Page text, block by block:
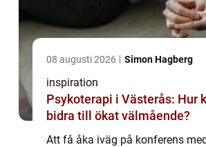
08 augusti 2026 Simon Hagberg
inspiration
Psykoterapi i Västerås: Hur
bidra till ökat välmående?
Att få åka iväg på konferens